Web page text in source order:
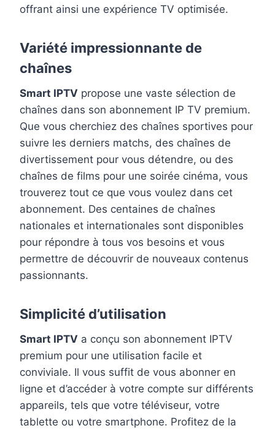
offrant ainsi une expérience TV optimisée.
Variété impressionnante de
chaînes
Smart IPTV propose une vaste sélection de
chaînes dans son abonnement IP TV premium.
Que vous cherchiez des chaînes sportives pour
suivre les derniers matchs, des chaînes de
divertissement pour vous détendre, ou des
chaînes de films pour une soirée cinéma, vous
trouverez tout ce que vous voulez dans cet
abonnement. Des centaines de chaînes
nationales et internationales sont disponibles
pour répondre à tous vos besoins et vous
permettre de découvrir de nouveaux contenus
passionnants.
Simplicité d’utilisation
Smart IPTV a conçu son abonnement IPTV
premium pour une utilisation facile et
conviviale. Il vous suffit de vous abonner en
ligne et d’accéder à votre compte sur différents
appareils, tels que votre téléviseur, votre
tablette ou votre smartphone. Profitez de la